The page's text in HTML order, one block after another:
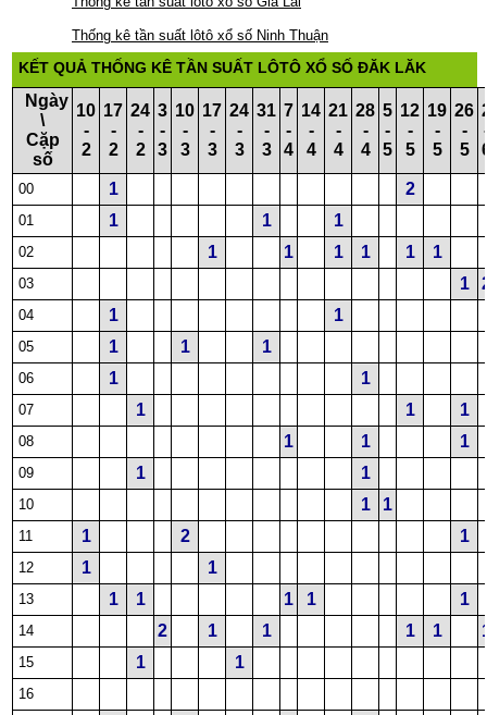
Thống kê tần suất lôtô xổ số Ninh Thuận
KẾT QUẢ THỐNG KÊ TẦN SUẤT LÔTÔ XỔ SỐ ĐĂK LĂK
Ngày
\
Cặp
số
10
-
2
17
-
2
24
-
2
3
-
3
10
-
3
17
-
3
24
-
3
31
-
3
7
-
4
14
-
4
21
-
4
28
-
4
5
-
5
12
-
5
19
-
5
26
-
5
00 1 2
01 1 1 1
02 1 1 1 1 1 1
03 1
04 1 1
05 1 1 1
06 1 1
07 1 1 1
08 1 1 1
09 1 1
10 1 1
11 1 2 1
12 1 1
13 1 1 1 1 1
14 2 1 1 1 1
15 1 1
16